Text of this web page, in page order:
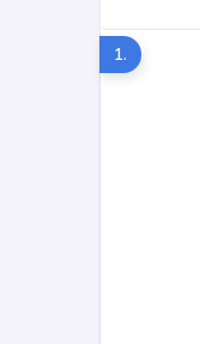
1.